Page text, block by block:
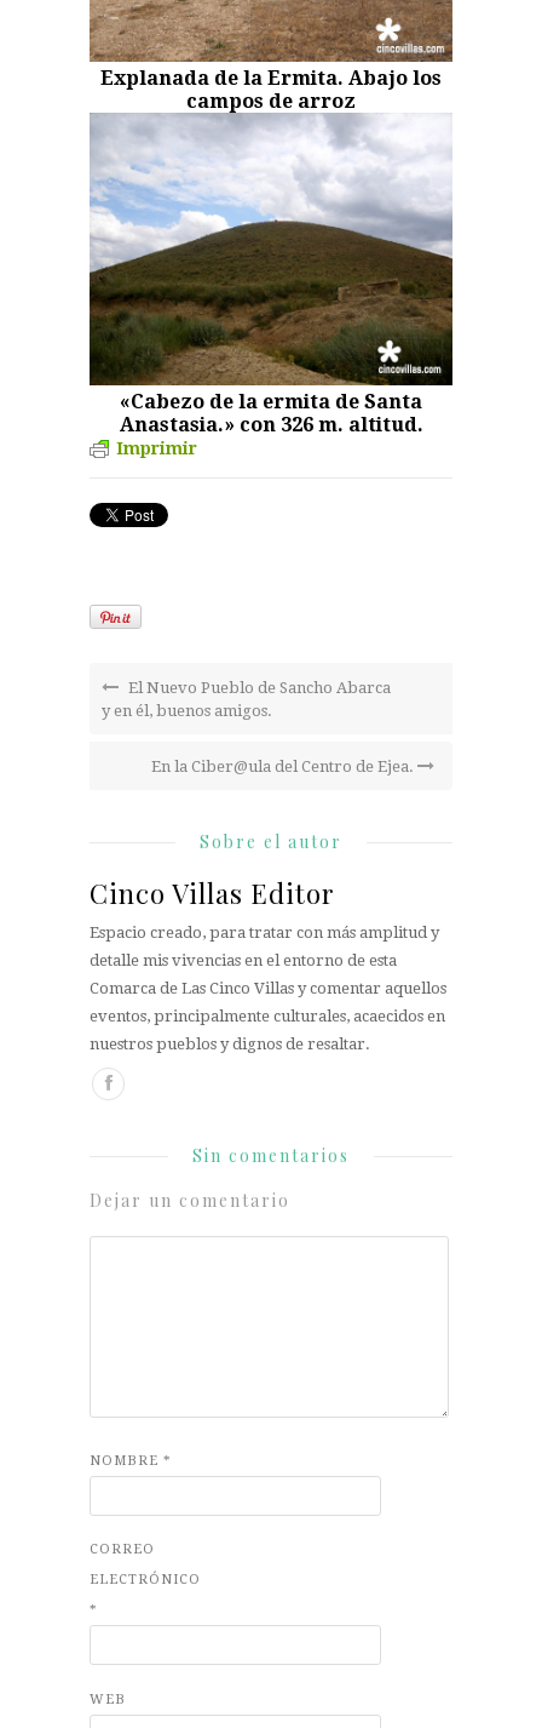
Explanada de la Ermita. Abajo los
campos de arroz
«Cabezo de la ermita de Santa
Anastasia.» con 326 m. altitud.
Imprimir
El Nuevo Pueblo de Sancho Abarca
y en él, buenos amigos.
En la Ciber@ula del Centro de Ejea.
Sobre el autor
Cinco Villas Editor
Espacio creado, para tratar con más amplitud y
detalle mis vivencias en el entorno de esta
Comarca de Las Cinco Villas y comentar aquellos
eventos, principalmente culturales, acaecidos en
nuestros pueblos y dignos de resaltar.
Sin comentarios
Dejar un comentario
NOMBRE *
CORREO
ELECTRÓNICO
*
WEB